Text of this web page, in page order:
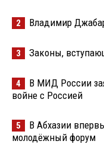
2 Владимир
3 Законы,
4
В МИД России
войне с Россией
5
В Абхазии
молодёжный форум